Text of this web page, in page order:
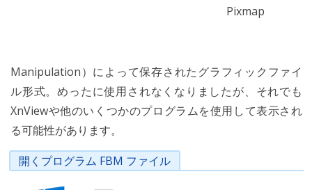
Pixmap
Manipulation）によって保存されたグラフィックファイ
ル形式。めったに使用されなくなりましたが、それでも
XnViewや他のいくつかのプログラムを使用して表示され
る可能性があります。
開くプログラム FBM ファイル